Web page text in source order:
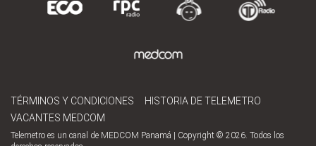
TÉRMINOS Y CONDICIONES
HISTORIA DE TELEMETRO
VACANTES MEDCOM
Telemetro es un canal de MEDCOM Panamá | Copyright © 2026. Todos los